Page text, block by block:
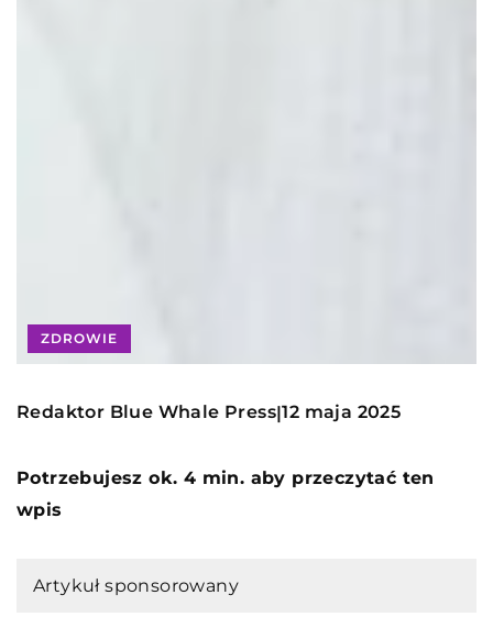
ZDROWIE
Redaktor Blue Whale Press|12 maja 2025
Potrzebujesz ok. 4 min. aby przeczytać ten
wpis
Artykuł sponsorowany